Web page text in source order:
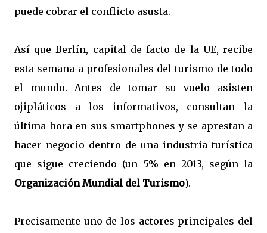
puede cobrar el conflicto asusta.
Así que Berlín, capital de facto de la UE, recibe
esta semana a profesionales del turismo de todo
el mundo. Antes de tomar su vuelo asisten
ojipláticos a los informativos, consultan la
última hora en sus smartphones y se aprestan a
hacer negocio dentro de una industria turística
que sigue creciendo (un 5% en 2013, según la
Organización Mundial del Turismo).
Precisamente uno de los actores principales del